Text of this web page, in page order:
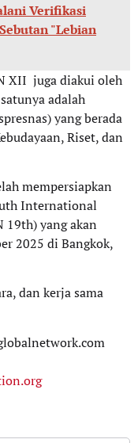
Verifikasi
"Lebian
XII juga diakui oleh
adalah
yang berada
Riset, dan
mempersiapkan
International
yang akan
2025 di Bangkok,
dan kerja sama